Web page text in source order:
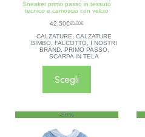
Sneaker primo passo in tessuto
tecnico e camoscio con velcro
85,00€
42,50€
CALZATURE,CALZATURE
BIMBO,FALCOTTO, I NOSTRI
BRAND, PRIMO PASSO,
SCARPA IN TELA
Scegli
-50%